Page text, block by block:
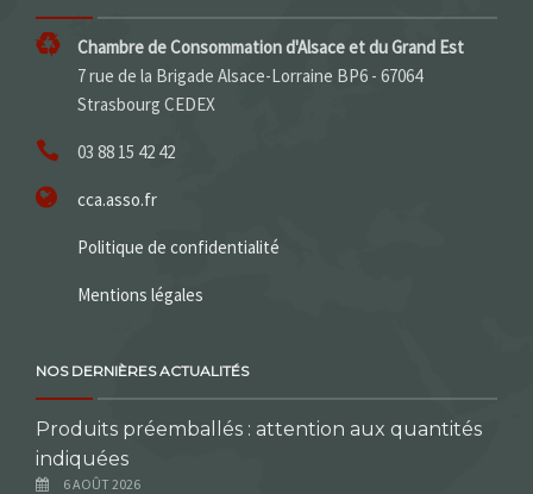
Chambre de Consommation d'Alsace et du Grand Est
7 rue de la Brigade Alsace-Lorraine BP6 - 67064
Strasbourg CEDEX
03 88 15 42 42
cca.asso.fr
Politique de confidentialité
Mentions légales
NOS DERNIÈRES ACTUALITÉS
Produits préemballés : attention aux quantités
indiquées
6 AOÛT 2026